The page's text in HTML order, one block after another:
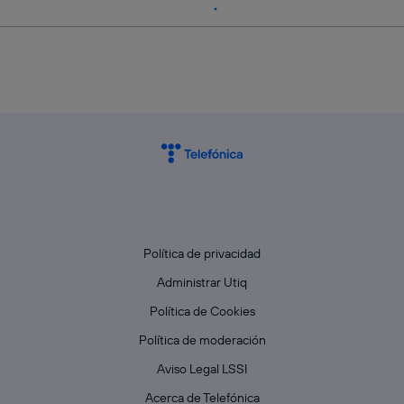
Política de privacidad
Administrar Utiq
Política de Cookies
Política de moderación
Aviso Legal LSSI
Acerca de Telefónica